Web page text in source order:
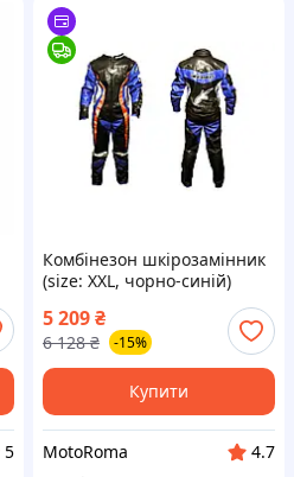
5
Комбінезон шкірозамінник
(size: XXL, чорно-синій)
5 209₴
6 128 ₴ -15%
Купити
MotoRoma
4.7